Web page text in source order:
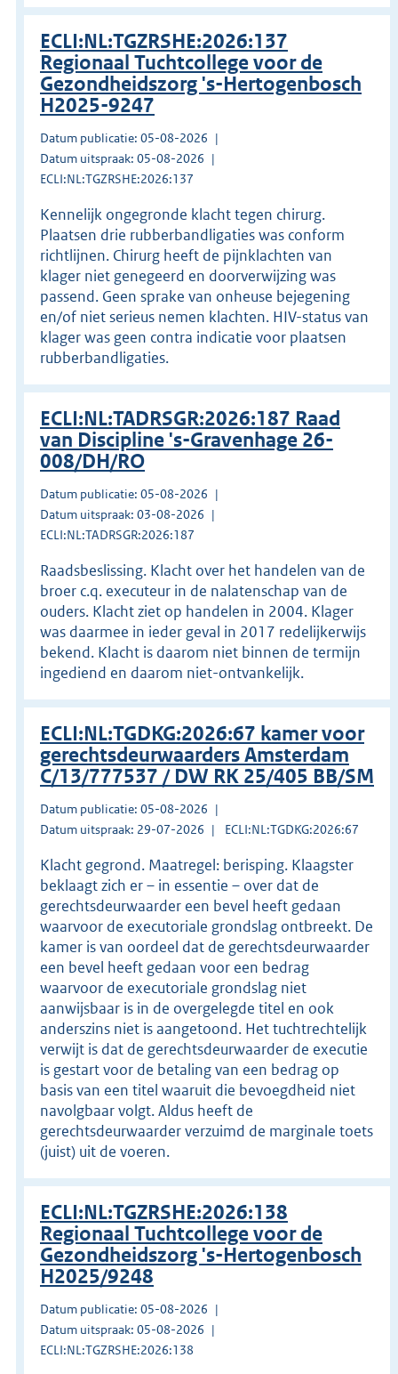
ECLI:NL:TGZRSHE:2026:137
Regionaal Tuchtcollege voor de
Gezondheidszorg 's-Hertogenbosch
H2025-9247
Datum publicatie: 05-08-2026
Datum uitspraak: 05-08-2026
ECLI:NL:TGZRSHE:2026:137
Kennelijk ongegronde klacht tegen chirurg.
Plaatsen drie rubberbandligaties was conform
richtlijnen. Chirurg heeft de pijnklachten van
klager niet genegeerd en doorverwijzing was
passend. Geen sprake van onheuse bejegening
en/of niet serieus nemen klachten. HIV-status van
klager was geen contra indicatie voor plaatsen
rubberbandligaties.
ECLI:NL:TADRSGR:2026:187 Raad
van Discipline 's-Gravenhage 26-
008/DH/RO
Datum publicatie: 05-08-2026
Datum uitspraak: 03-08-2026
ECLI:NL:TADRSGR:2026:187
Raadsbeslissing. Klacht over het handelen van de
broer c.q. executeur in de nalatenschap van de
ouders. Klacht ziet op handelen in 2004. Klager
was daarmee in ieder geval in 2017 redelijkerwijs
bekend. Klacht is daarom niet binnen de termijn
ingediend en daarom niet-ontvankelijk.
ECLI:NL:TGDKG:2026:67 kamer voor
gerechtsdeurwaarders Amsterdam
C/13/777537 / DW RK 25/405 BB/SM
Datum publicatie: 05-08-2026
Datum uitspraak: 29-07-2026
ECLI:NL:TGDKG:2026:67
Klacht gegrond. Maatregel: berisping. Klaagster
beklaagt zich er – in essentie – over dat de
gerechtsdeurwaarder een bevel heeft gedaan
waarvoor de executoriale grondslag ontbreekt. De
kamer is van oordeel dat de gerechtsdeurwaarder
een bevel heeft gedaan voor een bedrag
waarvoor de executoriale grondslag niet
aanwijsbaar is in de overgelegde titel en ook
anderszins niet is aangetoond. Het tuchtrechtelijk
verwijt is dat de gerechtsdeurwaarder de executie
is gestart voor de betaling van een bedrag op
basis van een titel waaruit die bevoegdheid niet
navolgbaar volgt. Aldus heeft de
gerechtsdeurwaarder verzuimd de marginale toets
(juist) uit de voeren.
ECLI:NL:TGZRSHE:2026:138
Regionaal Tuchtcollege voor de
Gezondheidszorg 's-Hertogenbosch
H2025/9248
Datum publicatie: 05-08-2026
Datum uitspraak: 05-08-2026
ECLI:NL:TGZRSHE:2026:138